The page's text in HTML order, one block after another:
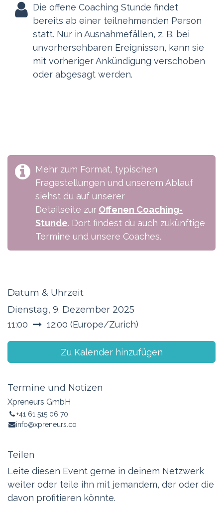
Die offene Coaching Stunde findet
bereits ab einer teilnehmenden Person
statt. Nur in Ausnahmefällen, z. B. bei
unvorhersehbaren Ereignissen, kann sie
mit vorheriger Ankündigung verschoben
oder abgesagt werden.
Mehr zum Format, typischen
Fragestellungen und unserem Ablauf
siehst du auf unserer
Detailseite zur Offenen Coaching-
Stunde. Dort findest du auch zukünftige
Termine und unsere Coaches.
Datum & Uhrzeit
Dienstag, 9. Dezember 2025
11:00 12:00 (Europe/Zurich)
Zu Kalender hinzufügen
Termine und Notizen
Xpreneurs GmbH
+41 61 515 06 70
info@xpreneurs.co
Teilen
Leite diesen Event gerne in deinem Netzwerk
weiter oder teile ihn mit jemandem, der oder die
davon profitieren könnte.